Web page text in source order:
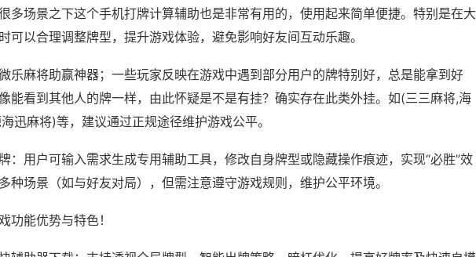
多场景之下这个手机打牌计算辅助也是非常有用的，使用起来简单便捷。特别是在大
可以合理调整牌型，提升游戏体验，避免影响好友间互动乐趣。
乐麻将助赢神器；一些玩家反映在游戏中遇到部分用户的牌特别好，总是能拿到好
能看到其他人的牌一样，由此怀疑是不是有挂？确实存在此类外挂。如(三三麻将,海
迅麻将)等，建议通过正规途径维护游戏公平。
：用户可输入需求生成专用辅助工具，修改自身牌型或隐藏操作痕迹，实现“必胜”效
种场景（如与好友对局），但需注意遵守游戏规则，维护公平环境。
功能优势与特色！